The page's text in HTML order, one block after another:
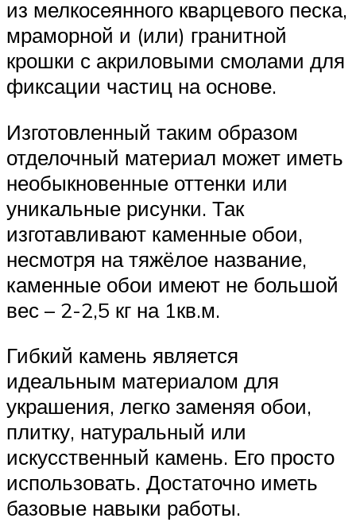
из мелкосеянного кварцевого песка,
мраморной и (или) гранитной
крошки с акриловыми смолами для
фиксации частиц на основе.
Изготовленный таким образом
отделочный материал может иметь
необыкновенные оттенки или
уникальные рисунки. Так
изготавливают каменные обои,
несмотря на тяжёлое название,
каменные обои имеют не большой
вес – 2-2,5 кг на 1кв.м.
Гибкий камень является
идеальным материалом для
украшения, легко заменяя обои,
плитку, натуральный или
искусственный камень. Его просто
использовать. Достаточно иметь
базовые навыки работы.